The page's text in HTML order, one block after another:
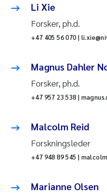
Li Xie
Forsker, ph.d.
+47 405 56 070 |
Magnus Dahler
Forsker, ph.d.
+47 957 23 538 |
Malcolm Reid
Forskningsleder
+47 948 89 545 |
Marianne Olsen